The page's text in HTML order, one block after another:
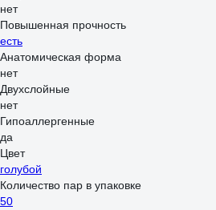
нет
Повышенная прочность
есть
Анатомическая форма
нет
Двухслойные
нет
Гипоаллергенные
да
Цвет
голубой
Количество пар в упаковке
50